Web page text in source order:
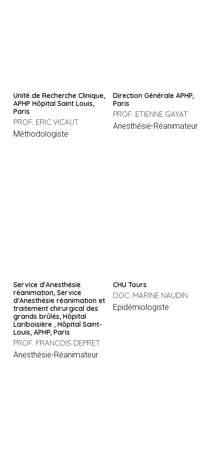
Unité de Recherche Clinique,
APHP Hôpital Saint Louis,
Paris
PROF. ERIC VICAUT
Méthodologiste
Direction Générale APHP,
Paris
PROF. ETIENNE GAYAT
Anesthésie-Réanimateur
Service d'Anesthésie
réanimation, Service
d'Anesthésie réanimation et
traitement chirurgical des
grands brûlés, Hôpital
Lariboisière , Hôpital Saint-
Louis, APHP, Paris
PROF. FRANCOIS DEPRET
Anesthésie-Réanimateur
CHU Tours
DOC. MARINE NAUDIN
Epidémiologiste